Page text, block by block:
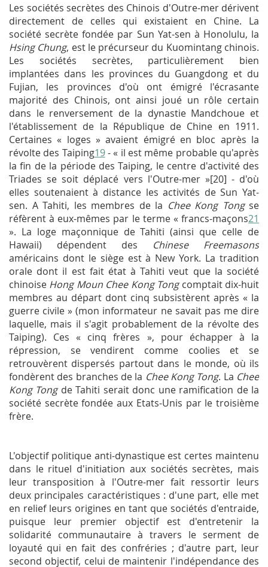
Les sociétés secrètes des Chinois d'Outre-mer dérivent
directement de celles qui existaient en Chine. La
société secrète fondée par Sun Yat-sen à Honolulu, la
Hsing Chung, est le précurseur du Kuomintang chinois.
Les sociétés secrètes, particulièrement bien
implantées dans les provinces du Guangdong et du
Fujian, les provinces d'où ont émigré l'écrasante
majorité des Chinois, ont ainsi joué un rôle certain
dans le renversement de la dynastie Mandchoue et
l'établissement de la République de Chine en 1911.
Certaines « loges » avaient émigré en bloc après la
révolte des Taiping19- « il est même probable qu'après
la fin de la période des Taiping, le centre d'activité des
Triades se soit déplacé vers l'Outre-mer »[20] - d'où
elles soutenaient à distance les activités de Sun Yat-
sen. A Tahiti, les membres de la Chee Kong Tongse
réfèrent à eux-mêmes par le terme « francs-maçons21
». La loge maçonnique de Tahiti (ainsi que celle de
Hawaii) dépendent des Chinese Freemasons
américains dont le siège est à New York. La tradition
orale dont il est fait état à Tahiti veut que la société
chinoise Hong Moun Chee Kong Tongcomptait dix-huit
membres au départ dont cinq subsistèrent après « la
guerre civile » (mon informateur ne savait pas me dire
laquelle, mais il s'agit probablement de la révolte des
Taiping). Ces « cinq frères », pour échapper à la
répression, se vendirent comme coolies et se
retrouvèrent dispersés partout dans le monde, où ils
fondèrent des branches de la Chee Kong Tong. La Chee
Kong Tongde Tahiti serait donc une ramification de la
société secrète fondée aux Etats-Unis par le troisième
frère.
L'objectif politique anti-dynastique est certes maintenu
dans le rituel d'initiation aux sociétés secrètes, mais
leur transposition à l'Outre-mer fait ressortir leurs
deux principales caractéristiques : d'une part, elle met
en relief leurs origines en tant que sociétés d'entraide,
puisque leur premier objectif est d'entretenir la
solidarité communautaire à travers le serment de
loyauté qui en fait des confréries ; d'autre part, leur
second objectif, celui de maintenir l'indépendance des